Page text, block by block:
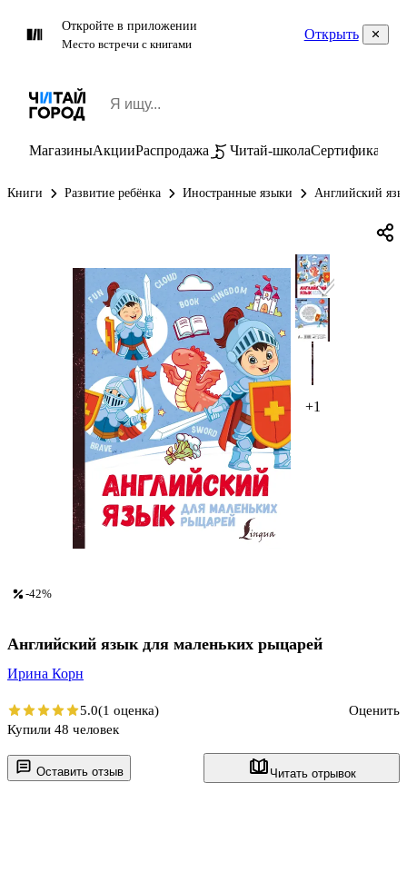
Откройте в приложении
Место встречи с книгами
Открыть
МагазиныАкцииРаспродажа Читай-школаСертификаты
Книги Развитие ребёнка Иностранные языки Английский
+1
Оставить отзыв Читать отрывок
-42%
Английский язык для маленьких рыцарей
Ирина Корн
5.0(1 оценка)
Оценить
Купили 48 человек